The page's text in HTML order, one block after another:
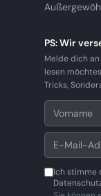
PS: Wir
Melde dich
lesen
Tricks,
Ich stimme